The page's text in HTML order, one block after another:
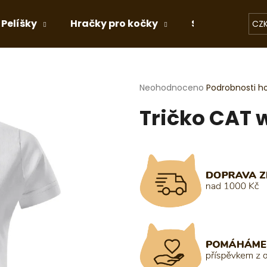
Pelíšky Hračky pro kočky Stelivo
Průměrné
produktu
hvězdiček.
Neohodnoceno Podrobnosti
Tričko CAT
HLEDAT
Doporučujeme